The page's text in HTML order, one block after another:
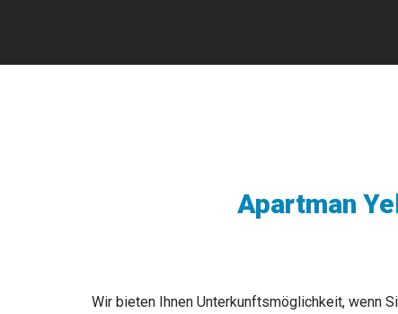
Apartman
Wir bieten Ihnen Unterkunftsmöglichkeit, wenn